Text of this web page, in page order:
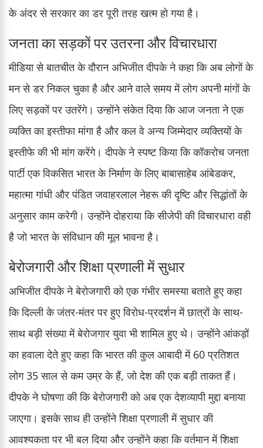
के अंदर से सरकार का डर पूरी तरह खत्म हो गया है।
जनता का सड़कों पर उतरना और विचारधारा
मीडिया से बातचीत के दौरान अभिजीत दीपके ने कहा कि अब लोगों के
मन से डर निकल चुका है और आने वाले समय में लोग अपनी मांगों के
लिए सड़कों पर उतरेंगे। उन्होंने संकेत दिया कि आज जनता ने एक
व्यक्ति का इस्तीफा मांगा है और कल वे अन्य जिम्मेदार व्यक्तियों के
इस्तीफे की भी मांग करेंगे। दीपके ने स्पष्ट किया कि कॉकरोच जनता
पार्टी एक विकसित भारत के निर्माण के लिए बाबासाहेब आंबेडकर,
महात्मा गांधी और पंडित जवाहरलाल नेहरू की दृष्टि और सिद्धांतों के
अनुसार काम करेगी। उन्होंने दोहराया कि सीजेपी की विचारधारा वही
है जो भारत के संविधान की मूल भावना है।
बेरोजगारी और शिक्षा प्रणाली में सुधार
अभिजीत दीपके ने बेरोजगारी को एक गंभीर समस्या बताते हुए कहा
कि दिल्ली के जंतर-मंतर पर हुए विरोध-प्रदर्शन में छात्रों के साथ-
साथ बड़ी संख्या में बेरोजगार युवा भी शामिल हुए थे। उन्होंने आंकड़ों
का हवाला देते हुए कहा कि भारत की कुल आबादी में 60 प्रतिशत
लोग 35 साल से कम उम्र के हैं, जो देश की एक बड़ी ताकत हैं।
दीपके ने घोषणा की कि बेरोजगारी को अब एक देशव्यापी मुद्दा बनाया
जाएगा। इसके साथ ही उन्होंने शिक्षा प्रणाली में सुधार की
आवश्यकता पर भी बल दिया और उन्होंने कहा कि वर्तमान में शिक्षा